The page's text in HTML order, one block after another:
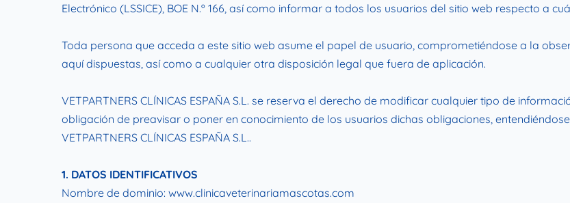
Electrónico (LSSICE), BOE N.º 166, así como informar a todos los usuarios del sitio web respecto a
Toda persona que acceda a este sitio web asume el papel de usuario, comprometiéndose a la
aquí dispuestas, así como a cualquier otra disposición legal que fuera de aplicación.
VETPARTNERS CLÍNICAS ESPAÑA S.L. se reserva el derecho de modificar cualquier tipo de
obligación de preavisar o poner en conocimiento de los usuarios dichas obligaciones,
VETPARTNERS CLÍNICAS ESPAÑA S.L..
1. DATOS IDENTIFICATIVOS
Nombre de dominio: www.clinicaveterinariamascotas.com